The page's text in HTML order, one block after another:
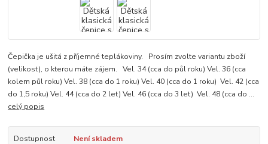
Čepička je ušitá z příjemné teplákoviny. Prosím zvolte variantu zboží
(velikost), o kterou máte zájem. Vel. 34 (cca do půl roku) Vel. 36 (cca
kolem půl roku) Vel. 38 (cca do 1 roku) Vel. 40 (cca do 1 roku) Vel. 42 (cca
do 1,5 roku) Vel. 44 (cca do 2 let) Vel. 46 (cca do 3 let) Vel. 48 (cca do ...
celý popis
Dostupnost
Není skladem